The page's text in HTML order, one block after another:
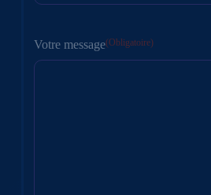
Votre message(Obligatoire)